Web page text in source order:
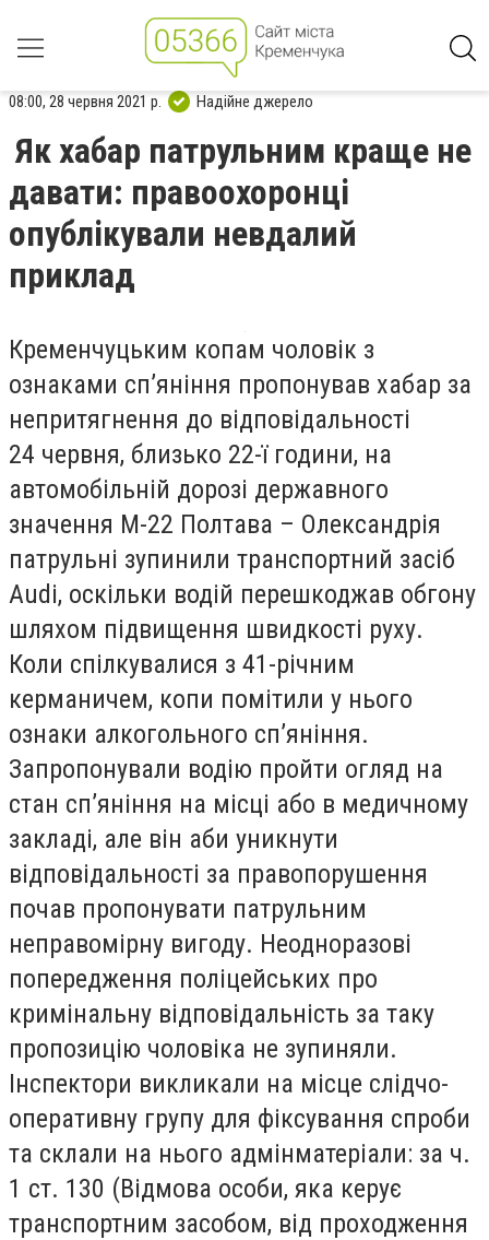
08:00, 28 червня 2021 р. Надійне джерело
Як хабар патрульним краще не
давати: правоохоронці
опублікували невдалий
приклад
Кременчуцьким копам чоловік з
ознаками сп’яніння пропонував хабар за
непритягнення до відповідальності
24 червня, близько 22-ї години, на
автомобільній дорозі державного
значення М-22 Полтава – Олександрія
патрульні зупинили транспортний засіб
Audi, оскільки водій перешкоджав обгону
шляхом підвищення швидкості руху.
Коли спілкувалися з 41-річним
керманичем, копи помітили у нього
ознаки алкогольного сп’яніння.
Запропонували водію пройти огляд на
стан сп’яніння на місці або в медичному
закладі, але він аби уникнути
відповідальності за правопорушення
почав пропонувати патрульним
неправомірну вигоду. Неодноразові
попередження поліцейських про
кримінальну відповідальність за таку
пропозицію чоловіка не зупиняли.
Інспектори викликали на місце слідчо-
оперативну групу для фіксування спроби
та склали на нього адмінматеріали: за ч.
1 ст. 130 (Відмова особи, яка керує
транспортним засобом, від проходження